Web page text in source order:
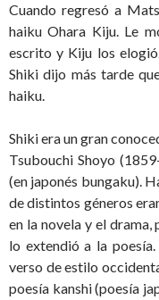
Cuando regresó a
haiku Ohara Kiju. Le
escrito y Kiju los
Shiki dijo más tarde
haiku.
Shiki era un gran
Tsubouchi Shoyo
(en japonés bungaku).
de distintos géneros
en la novela y el
lo extendió a la
verso de estilo
poesía kanshi (poesía